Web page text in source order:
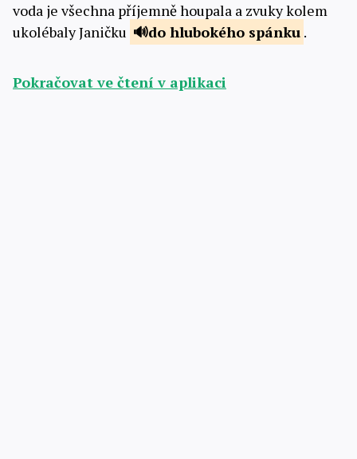
voda je všechna příjemně houpala a zvuky kolem
ukolébaly Janičku
do hlubokého spánku .
Pokračovat ve čtení v aplikaci